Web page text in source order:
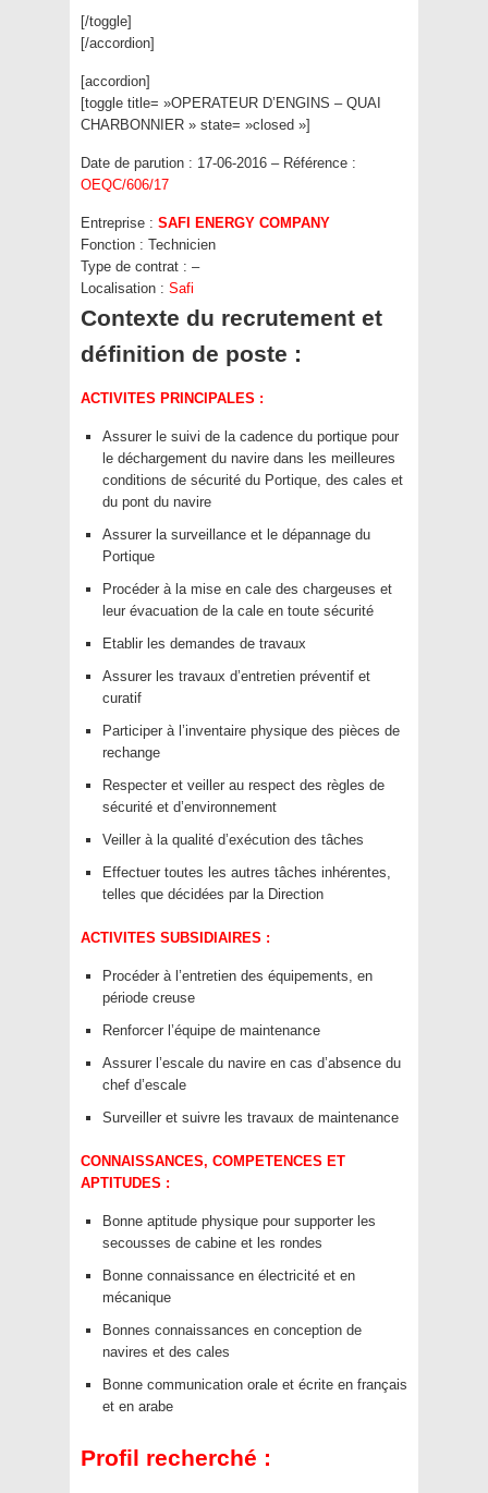
[/toggle]
[/accordion]
[accordion]
[toggle title= »OPERATEUR D’ENGINS – QUAI
CHARBONNIER » state= »closed »]
Date de parution : 17-06-2016 – Référence :
OEQC/606/17
Entreprise : SAFI ENERGY COMPANY
Fonction : Technicien
Type de contrat : –
Localisation : Safi
Contexte du recrutement et
définition de poste :
ACTIVITES PRINCIPALES :
Assurer le suivi de la cadence du portique pour
le déchargement du navire dans les meilleures
conditions de sécurité du Portique, des cales et
du pont du navire
Assurer la surveillance et le dépannage du
Portique
Procéder à la mise en cale des chargeuses et
leur évacuation de la cale en toute sécurité
Etablir les demandes de travaux
Assurer les travaux d’entretien préventif et
curatif
Participer à l’inventaire physique des pièces de
rechange
Respecter et veiller au respect des règles de
sécurité et d’environnement
Veiller à la qualité d’exécution des tâches
Effectuer toutes les autres tâches inhérentes,
telles que décidées par la Direction
ACTIVITES SUBSIDIAIRES :
Procéder à l’entretien des équipements, en
période creuse
Renforcer l’équipe de maintenance
Assurer l’escale du navire en cas d’absence du
chef d’escale
Surveiller et suivre les travaux de maintenance
CONNAISSANCES, COMPETENCES ET
APTITUDES :
Bonne aptitude physique pour supporter les
secousses de cabine et les rondes
Bonne connaissance en électricité et en
mécanique
Bonnes connaissances en conception de
navires et des cales
Bonne communication orale et écrite en français
et en arabe
Profil recherché :